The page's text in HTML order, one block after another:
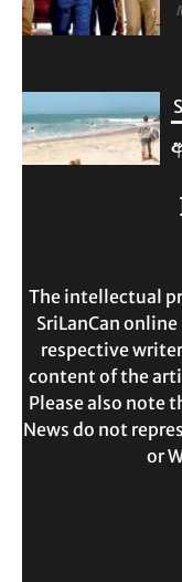
The intellectual
SriLanCan
respective
content of the
Please also note
News do not
or